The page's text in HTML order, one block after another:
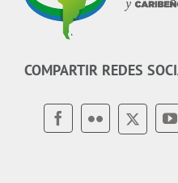
COMPARTIR REDES